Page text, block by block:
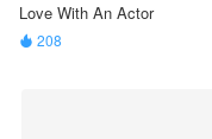
Love With An Actor
 208